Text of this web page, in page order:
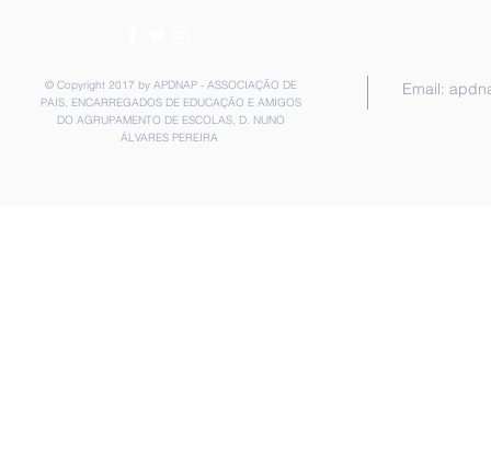
© Copyright 2017 by APDNAP - ASSOCIAÇÃO DE
PAIS, ENCARREGADOS DE EDUCAÇÃO E AMIGOS
DO AGRUPAMENTO DE ESCOLAS, D. NUNO
ÁLVARES PEREIRA
Email: